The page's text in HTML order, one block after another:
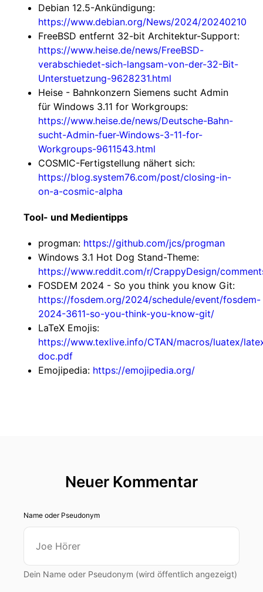
Debian 12.5-Ankündigung:
https://www.debian.org/News/2024/20240210
FreeBSD entfernt 32-bit Architektur-Support:
https://www.heise.de/news/FreeBSD-
verabschiedet-sich-langsam-von-der-32-Bit-
Unterstuetzung-9628231.html
Heise - Bahnkonzern Siemens sucht Admin
für Windows 3.11 for Workgroups:
https://www.heise.de/news/Deutsche-Bahn-
sucht-Admin-fuer-Windows-3-11-for-
Workgroups-9611543.html
COSMIC-Fertigstellung nähert sich:
https://blog.system76.com/post/closing-in-
on-a-cosmic-alpha
Tool- und Medientipps
progman: https://github.com/jcs/progman
Windows 3.1 Hot Dog Stand-Theme:
https://www.reddit.com/r/CrappyDesign/
FOSDEM 2024 - So you think you know Git:
https://fosdem.org/2024/schedule/event/fosdem-
2024-3611-so-you-think-you-know-git/
LaTeX Emojis:
https://www.texlive.info/CTAN/macros/luatex/
doc.pdf
Emojipedia: https://emojipedia.org/
Neuer Kommentar
Name oder Pseudonym
Dein Name oder Pseudonym (wird öffentlich angezeigt)